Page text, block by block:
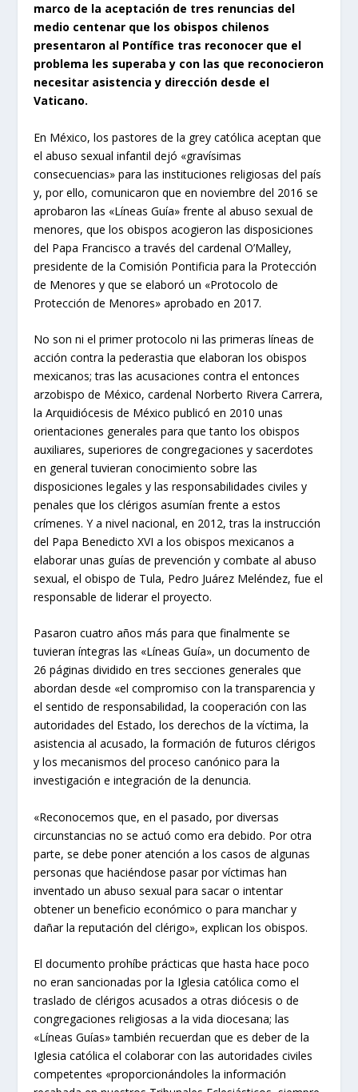
marco de la aceptación de tres renuncias del
medio centenar que los obispos chilenos
presentaron al Pontífice tras reconocer que el
problema les superaba y con las que reconocieron
necesitar asistencia y dirección desde el
Vaticano.
En México, los pastores de la grey católica aceptan que
el abuso sexual infantil dejó «gravísimas
consecuencias» para las instituciones religiosas del país
y, por ello, comunicaron que en noviembre del 2016 se
aprobaron las «Líneas Guía» frente al abuso sexual de
menores, que los obispos acogieron las disposiciones
del Papa Francisco a través del cardenal O’Malley,
presidente de la Comisión Pontificia para la Protección
de Menores y que se elaboró un «Protocolo de
Protección de Menores» aprobado en 2017.
No son ni el primer protocolo ni las primeras líneas de
acción contra la pederastia que elaboran los obispos
mexicanos; tras las acusaciones contra el entonces
arzobispo de México, cardenal Norberto Rivera Carrera,
la Arquidiócesis de México publicó en 2010 unas
orientaciones generales para que tanto los obispos
auxiliares, superiores de congregaciones y sacerdotes
en general tuvieran conocimiento sobre las
disposiciones legales y las responsabilidades civiles y
penales que los clérigos asumían frente a estos
crímenes. Y a nivel nacional, en 2012, tras la instrucción
del Papa Benedicto XVI a los obispos mexicanos a
elaborar unas guías de prevención y combate al abuso
sexual, el obispo de Tula, Pedro Juárez Meléndez, fue el
responsable de liderar el proyecto.
Pasaron cuatro años más para que finalmente se
tuvieran íntegras las «Líneas Guía», un documento de
26 páginas dividido en tres secciones generales que
abordan desde «el compromiso con la transparencia y
el sentido de responsabilidad, la cooperación con las
autoridades del Estado, los derechos de la víctima, la
asistencia al acusado, la formación de futuros clérigos
y los mecanismos del proceso canónico para la
investigación e integración de la denuncia.
«Reconocemos que, en el pasado, por diversas
circunstancias no se actuó como era debido. Por otra
parte, se debe poner atención a los casos de algunas
personas que haciéndose pasar por víctimas han
inventado un abuso sexual para sacar o intentar
obtener un beneficio económico o para manchar y
dañar la reputación del clérigo», explican los obispos.
El documento prohíbe prácticas que hasta hace poco
no eran sancionadas por la Iglesia católica como el
traslado de clérigos acusados a otras diócesis o de
congregaciones religiosas a la vida diocesana; las
«Líneas Guías» también recuerdan que es deber de la
Iglesia católica el colaborar con las autoridades civiles
competentes «proporcionándoles la información